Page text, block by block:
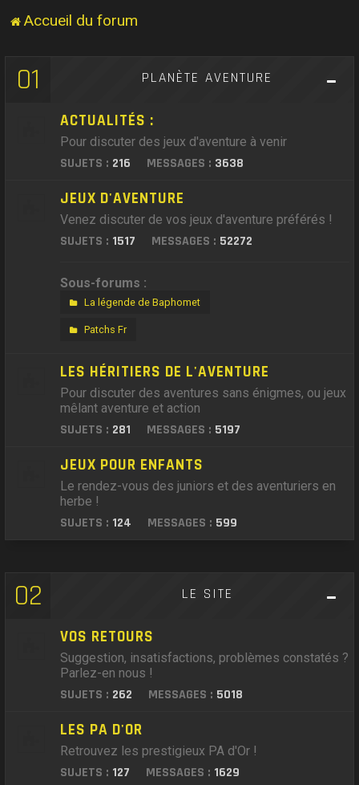
Accueil du forum
01 PLANÈTE AVENTURE
ACTUALITÉS :
Pour discuter des jeux d'aventure à venir
SUJETS : 216 MESSAGES : 3638
JEUX D'AVENTURE
Venez discuter de vos jeux d'aventure préférés !
SUJETS : 1517 MESSAGES : 52272
Sous-forums :
La légende de Baphomet
Patchs Fr
LES HÉRITIERS DE L'AVENTURE
Pour discuter des aventures sans énigmes, ou jeux
mêlant aventure et action
SUJETS : 281 MESSAGES : 5197
JEUX POUR ENFANTS
Le rendez-vous des juniors et des aventuriers en
herbe !
SUJETS : 124 MESSAGES : 599
02 LE SITE
VOS RETOURS
Suggestion, insatisfactions, problèmes constatés ?
Parlez-en nous !
SUJETS : 262 MESSAGES : 5018
LES PA D'OR
Retrouvez les prestigieux PA d'Or !
SUJETS : 127 MESSAGES : 1629